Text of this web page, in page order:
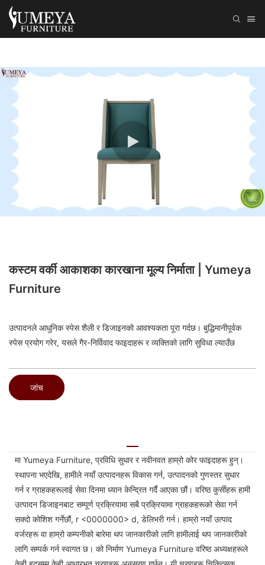
कस्टम वर्की आकाशका कारखाना मूल्य निर्माता | Yumeya
Furniture
उत्पादनले आधुनिक स्पेस शैली र डिजाइनको आवश्यकता पूरा गर्दछ। बुद्धिमानीपूर्वक
स्पेस प्रयोग गरेर, यसले गैर-निर्विवाद फाइदाहरू र व्यक्तिको लागि सुविधा ल्याउँछ
जांच
मा Yumeya Furniture, प्रविधि सुधार र नवीनवत हाम्रो कोर फाइदाहरू हुन्।
स्थापना भएदेखि, हामीले नयाँ उत्पादनहरू विकास गर्न, उत्पादनको गुणस्तर सुधार
गर्न र ग्राहकहरूलाई सेवा दिनमा ध्यान केन्द्रित गर्दै आएका छौं। वरिष्ठ कुर्सीहरू हामी
उत्पादन डिजाइनबाट सम्पूर्ण प्रक्रियामा सबै प्रक्रियामा ग्राहकहरूको सेवा गर्न
सक्दो कोशिश गर्नेछौं, r <0000000> d, डेलिभरी गर्न। हाम्रो नयाँ उत्पाद
वर्जरहरू वा हाम्रो कम्पनीको बारेमा थप जानकारीको लागि हामीलाई थप जानकारीको
लागि सम्पर्क गर्न स्वागत छ। को निर्माण Yumeya Furniture वरिष्ठ अध्यक्षहरूले